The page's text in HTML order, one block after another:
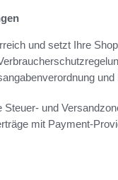
und setzt Ihre
und
mit Payment-